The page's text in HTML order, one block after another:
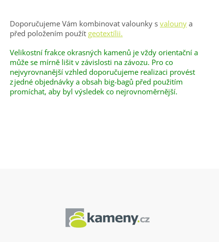
Doporučujeme Vám kombinovat valounky s valouny a
před položením použít geotextílii.
Velikostní frakce okrasných kamenů je vždy orientační a
může se mírně lišit v závislosti na závozu. Pro co
nejvyrovnanější vzhled doporučujeme realizaci provést
z jedné objednávky a obsah big-bagů před použitím
promíchat, aby byl výsledek co nejrovnoměrnější.